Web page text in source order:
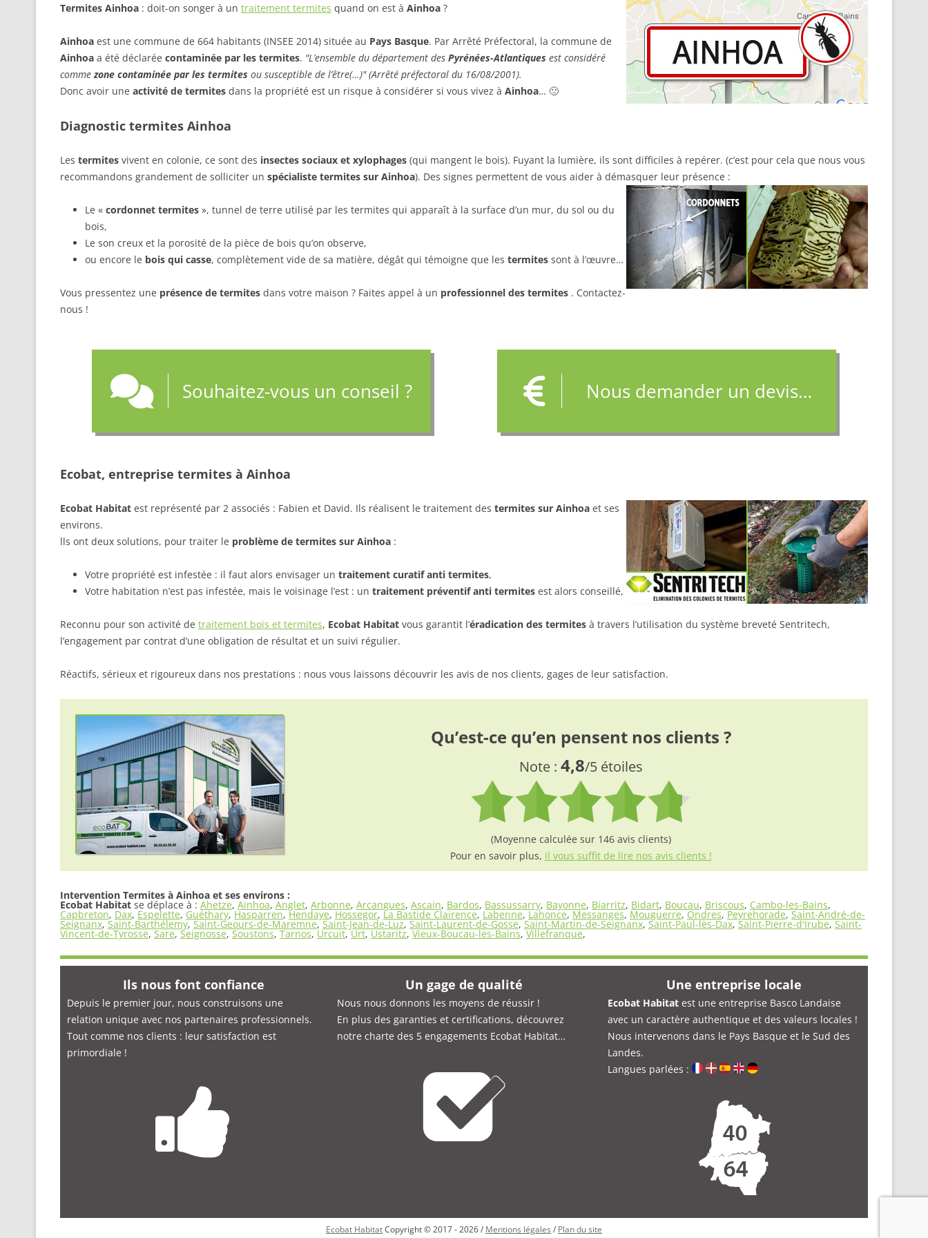
Termites Ainhoa : doit-on songer à un traitement termites quand on est à Ainhoa ?
Ainhoa est une commune de 664 habitants (INSEE 2014) située au Pays Basque. Par Arrêté Préfectoral, la commune de
Ainhoa a été déclarée contaminée par les termites. "L’ensemble du département des Pyrénées-Atlantiques est considéré
comme zone contaminée par les termites ou susceptible de l’être(…)" (Arrêté préfectoral du 16/08/2001).
Donc avoir une activité de termites dans la propriété est un risque à considérer si vous vivez à Ainhoa… 🙁
Diagnostic termites Ainhoa
Les termites vivent en colonie, ce sont des insectes sociaux et xylophages (qui mangent le bois). Fuyant la lumière, ils sont difficiles à repérer. (c’est pour cela que nous vous
recommandons grandement de solliciter un spécialiste termites sur Ainhoa). Des signes permettent de vous aider à démasquer leur présence :
Le « cordonnet termites », tunnel de terre utilisé par les termites qui apparaît à la surface d’un mur, du sol ou du
bois,
Le son creux et la porosité de la pièce de bois qu’on observe,
ou encore le bois qui casse, complètement vide de sa matière, dégât qui témoigne que les termites sont à l’œuvre…
Vous pressentez une présence de termites dans votre maison ? Faites appel à un professionnel des termites . Contactez-
nous !
Souhaitez-vous un conseil ? Nous demander un devis…
Ecobat, entreprise termites à Ainhoa
Ecobat Habitat est représenté par 2 associés : Fabien et David. Ils réalisent le traitement des termites sur Ainhoa et ses
environs.
lls ont deux solutions, pour traiter le problème de termites sur Ainhoa :
Votre propriété est infestée : il faut alors envisager un traitement curatif anti termites,
Votre habitation n’est pas infestée, mais le voisinage l’est : un traitement préventif anti termites est alors conseillé,
Reconnu pour son activité de traitement bois et termites, Ecobat Habitat vous garantit l’éradication des termites à travers l’utilisation du système breveté Sentritech,
l’engagement par contrat d’une obligation de résultat et un suivi régulier.
Réactifs, sérieux et rigoureux dans nos prestations : nous vous laissons découvrir les avis de nos clients, gages de leur satisfaction.
Qu’est-ce qu’en pensent nos clients ?
Note : 4,8/5 étoiles
(Moyenne calculée sur 146 avis clients)
Pour en savoir plus, il vous suffit de lire nos avis clients !
Intervention Termites à Ainhoa et ses environs :
Ecobat Habitat se déplace à : Ahetze, Ainhoa, Anglet, Arbonne, Arcangues, Ascain, Bardos, Bassussarry, Bayonne, Biarritz, Bidart, Boucau, Briscous, Cambo-les-Bains,
Capbreton, Dax, Espelette, Guéthary, Hasparren, Hendaye, Hossegor, La Bastide Clairence, Labenne, Lahonce, Messanges, Mouguerre, Ondres, Peyrehorade, Saint-André-de-
Seignanx, Saint-Barthélemy, Saint-Geours-de-Maremne, Saint-Jean-de-Luz, Saint-Laurent-de-Gosse, Saint-Martin-de-Seignanx, Saint-Paul-lès-Dax, Saint-Pierre-d'Irube, Saint-
Vincent-de-Tyrosse, Sare, Seignosse, Soustons, Tarnos, Urcuit, Urt, Ustaritz, Vieux-Boucau-les-Bains, Villefranque,
Ils nous font confiance
Depuis le premier jour, nous construisons une
relation unique avec nos partenaires professionnels.
Tout comme nos clients : leur satisfaction est
primordiale !
Un gage de qualité
Nous nous donnons les moyens de réussir !
En plus des garanties et certifications, découvrez
notre charte des 5 engagements Ecobat Habitat…
Une entreprise locale
Ecobat Habitatest une entreprise Basco Landaise
avec un caractère authentique et des valeurs locales !
Nous intervenons dans le Pays Basque et le Sud des
Landes.
Langues parlées :
Ecobat HabitatCopyright © 2017 - 2026 / Mentions légales / Plan du site